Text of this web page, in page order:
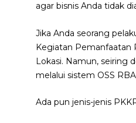
agar bisnis Anda tidak
Jika Anda seorang
Kegiatan Pemanfaatan
Lokasi. Namun, seiring
melalui sistem OSS
Ada pun jenis-jenis